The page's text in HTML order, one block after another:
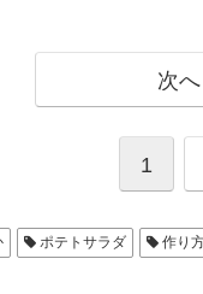
次へ
1
ポテトサラダ 作り